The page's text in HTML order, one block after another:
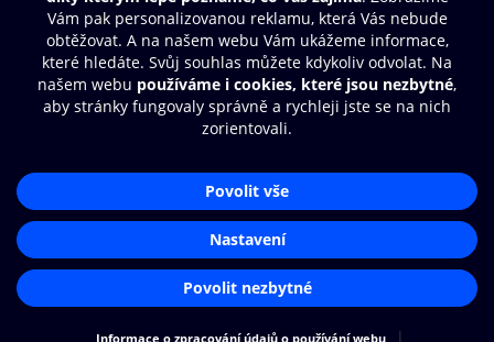
Další zábava
© O2 Czech Republic a.s.
Přístupnost
Zásady zpracování osobních údajů
Nastavení cookies
Aplikace O2 Knihovna
Čti a poslouchej své e-knihy a
audioknihy rychleji a pohodlněji.